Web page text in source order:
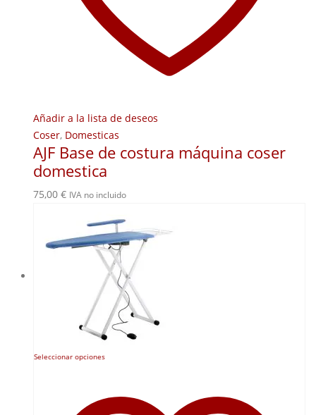
Añadir a la lista de deseos
Coser, Domesticas
AJF Base de costura máquina coser
domestica
75,00 € IVA no incluido
Seleccionar opcionesEste
variantes.
Las